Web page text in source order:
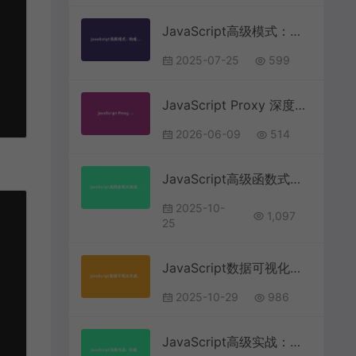
JavaScript高级模式：构建类型安全的运行时类型检查系统
2025-07-25 599
JavaScript Proxy 深度解析与实战：构建响应式系统与数据校验层完整指南
2026-06-09 514
JavaScript高级函数式编程：构建可组合的数据处理管道 | 前端技术进阶
2025-10-
25
1,097
JavaScript数据可视化实战：使用Canvas构建动态粒子系统 | 前端开发教程
2025-10-29 986
JavaScript高级实战：构建零依赖的智能语音识别系统